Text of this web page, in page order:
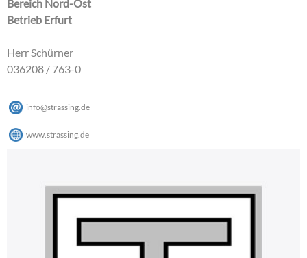
Bereich Nord-Ost
Betrieb Erfurt
Herr Schürner
036208 / 763-0
info@strassing.de
www.strassing.de